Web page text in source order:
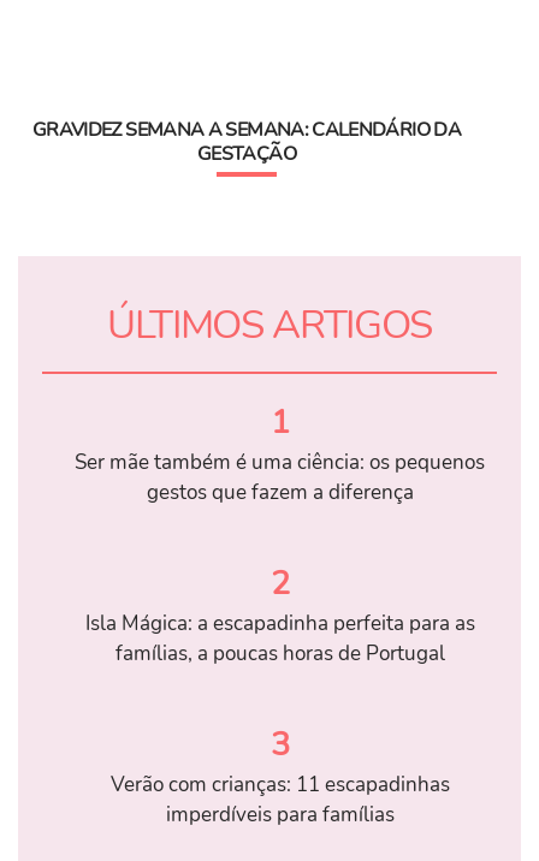
GRAVIDEZ SEMANA A SEMANA: CALENDÁRIO DA
GESTAÇÃO
ÚLTIMOS ARTIGOS
1
Ser mãe também é uma ciência: os pequenos
gestos que fazem a diferença
2
Isla Mágica: a escapadinha perfeita para as
famílias, a poucas horas de Portugal
3
Verão com crianças: 11 escapadinhas
imperdíveis para famílias